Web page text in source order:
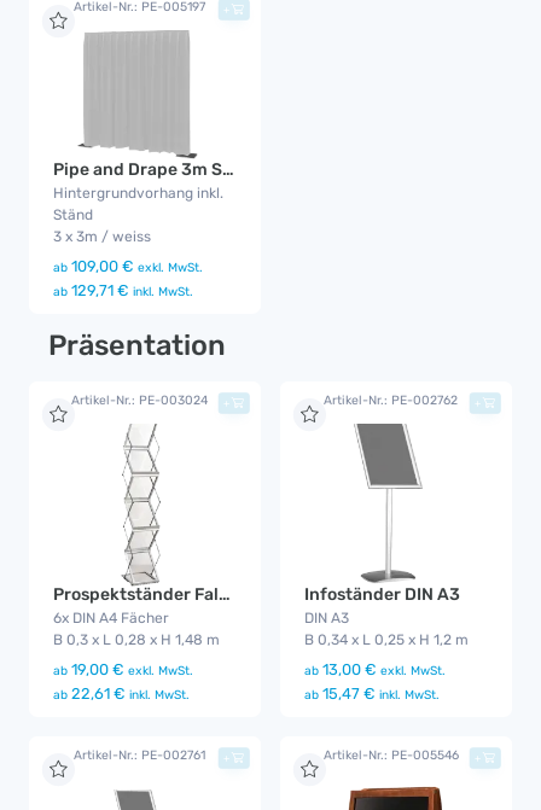
Artikel-Nr.: PE-005197
Pipe and Drape 3m Set weiss
Hintergrundvorhang inkl.
Ständ
3 x 3m / weiss
ab 109,00 € exkl. MwSt.
ab 129,71 € inkl. MwSt.
+
Präsentation
Artikel-Nr.: PE-003024
Prospektständer Faltbar
6x DIN A4 Fächer
B 0,3 x L 0,28 x H 1,48 m
ab 19,00 € exkl. MwSt.
ab 22,61 € inkl. MwSt.
+ Artikel-Nr.: PE-002762
Infoständer DIN A3
DIN A3
B 0,34 x L 0,25 x H 1,2 m
ab 13,00 € exkl. MwSt.
ab 15,47 € inkl. MwSt.
+
Artikel-Nr.: PE-002761 + Artikel-Nr.: PE-005546 +